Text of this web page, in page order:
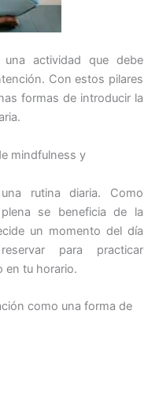
actividad que debe
Con estos pilares
formas de introducir la
mindfulness y
rutina diaria. Como
se beneficia de la
un momento del día
para practicar
en tu horario.
como una forma de